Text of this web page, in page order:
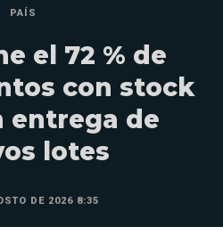
PAÍS
el 72 % de
con stock
entrega de
lotes
DE 2026 8:35